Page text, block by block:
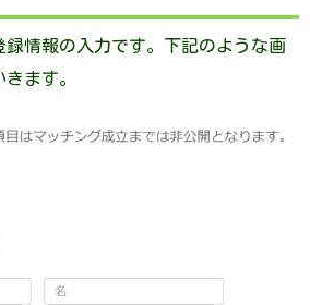
録情報の入力です。下記のような画
ます。